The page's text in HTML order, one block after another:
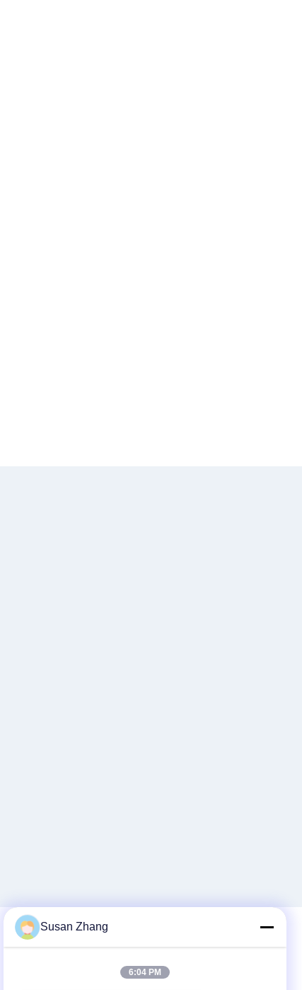
Susan Zhang
6:04 PM